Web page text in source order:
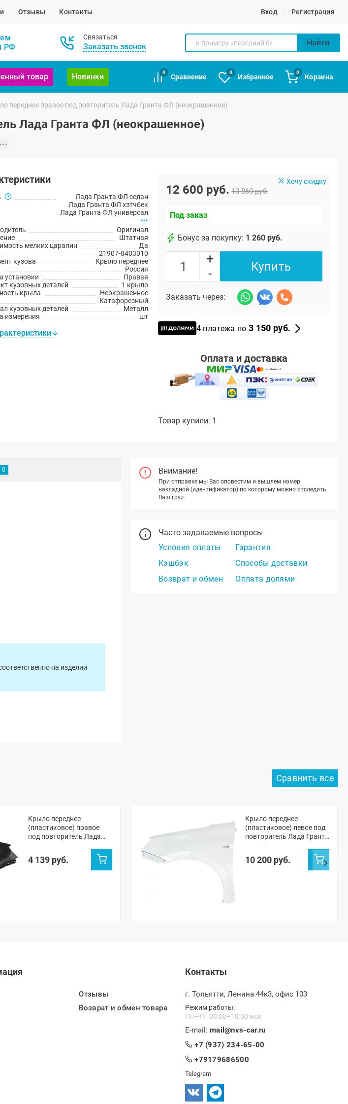
Отзывы Контакты Вход Регистрация
РФ
Связаться
Заказать звонок Найти
товар Новинки
0
Сравнение
0
Избранное
0
Корзина
переднее правое под повторитель Лада Гранта ФЛ (неокрашенное)
Лада Гранта ФЛ (неокрашенное)
Лада Гранта ФЛ седан
Лада Гранта ФЛ хэтчбек
Лада Гранта ФЛ универсал
Оригинал
Штатная
мелких царапин
Да
21907-8403010
кузова
Крыло переднее
Россия
установки
Правая
кузовных деталей
1 крыло
крыла
Неокрашенное
Катафорезный
кузовных деталей
Металл
измерения
шт
Хочу скидку
12 600 руб. 13 860 руб.
Под заказ
Бонус за покупку: 1 260 руб.
+
-
Купить
Заказать через:
4 платежа по 3 150 руб.
Оплата и доставка
Товар купили: 1
Внимание!
При отправке мы Вас оповестим и вышлем номер
накладной (идентификатор) по которому можно отследить
Ваш груз.
Часто задаваемые вопросы
Условия оплаты
Гарантия
Кэшбэк
Способы доставки
Возврат и обмен
Оплата долями
на изделии
Крыло переднее
(пластиковое) правое
под повторитель Лада
4 139 руб.
Крыло переднее
(пластиковое) левое под
повторитель Лада Гранта
10 200 руб.
Отзывы
Возврат и обмен товара
Контакты
г. Тольятти, Ленина 44к3, офис 103
Режим работы:
Пн—Пт 09:00–18:00 мск
E-mail: mail@nvs-car.ru
+7 (937) 234-65-00
+79179686500
Telegram